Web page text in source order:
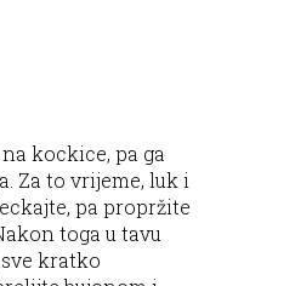
kockice, pa ga
Za to vrijeme, luk i
pa propržite
toga u tavu
kratko